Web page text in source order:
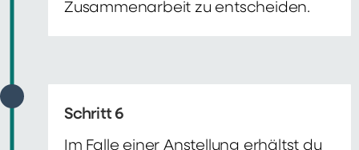
Zusammenarbeit zu entscheiden.
Schritt 6
Im Falle einer Anstellung erhältst du